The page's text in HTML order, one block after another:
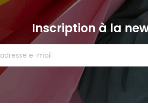
Inscription à la